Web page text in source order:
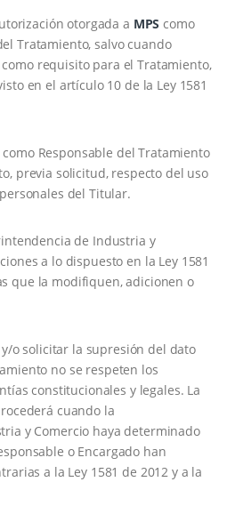
otorgada a MPS como
Tratamiento, salvo cuando
requisito para el Tratamiento,
en el artículo 10 de la Ley 1581
como Responsable del Tratamiento
previa solicitud, respecto del uso
del Titular.
de Industria y
a lo dispuesto en la Ley 1581
que la modifiquen, adicionen o
o solicitar la supresión del dato
no se respeten los
constitucionales y legales. La
cuando la
y Comercio haya determinado
o Encargado han
a la Ley 1581 de 2012 y a la